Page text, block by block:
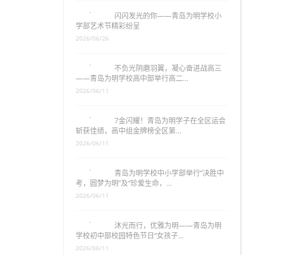
闪闪发光的你——青岛为明学校小
学部艺术节精彩纷呈
不负光阴磨羽翼，凝心奋进战高三
——青岛为明学校高中部举行高二…
2026/06/11
7金闪耀！青岛为明学子在全区运会
斩获佳绩，高中组金牌榜全区第…
2026/06/11
青岛为明学校中小学部举行“决胜中
考，圆梦为明”及“珍爱生命，…
2026/06/11
沐光而行，优雅为明——青岛为明
学校初中部校园特色节日“女孩子…
2026/06/11